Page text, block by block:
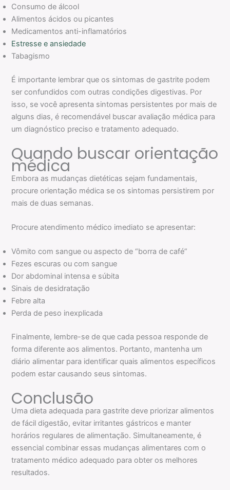
Consumo de álcool
Alimentos ácidos ou picantes
Medicamentos anti-inflamatórios
Estresse e ansiedade
Tabagismo
É importante lembrar que os sintomas de gastrite podem
ser confundidos com outras condições digestivas. Por
isso, se você apresenta sintomas persistentes por mais de
alguns dias, é recomendável buscar avaliação médica para
um diagnóstico preciso e tratamento adequado.
Quando buscar orientação
médica
Embora as mudanças dietéticas sejam fundamentais,
procure orientação médica se os sintomas persistirem por
mais de duas semanas.
Procure atendimento médico imediato se apresentar:
Vômito com sangue ou aspecto de “borra de café”
Fezes escuras ou com sangue
Dor abdominal intensa e súbita
Sinais de desidratação
Febre alta
Perda de peso inexplicada
Finalmente, lembre-se de que cada pessoa responde de
forma diferente aos alimentos. Portanto, mantenha um
diário alimentar para identificar quais alimentos específicos
podem estar causando seus sintomas.
Conclusão
Uma dieta adequada para gastrite deve priorizar alimentos
de fácil digestão, evitar irritantes gástricos e manter
horários regulares de alimentação. Simultaneamente, é
essencial combinar essas mudanças alimentares com o
tratamento médico adequado para obter os melhores
resultados.